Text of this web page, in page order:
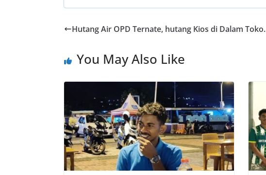
e
b
o
at
s
p
itt
er
e
gr
m
ar
e
Hutang Air OPD Ternate, hutang Kios di Dalam Toko.
You May Also Like